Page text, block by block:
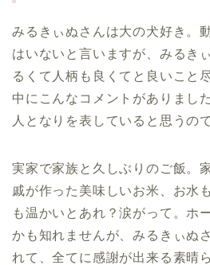
みるきぃぬさんは大の犬好き。
はいないと言いますが、みるき
るくて人柄も良くてと良いこと
中にこんなコメントがありまし
人となりを表していると思うの
実家で家族と久しぶりのご飯。
戚が作った美味しいお米、お水
も温かいとあれ？涙がって。ホ
かも知れませんが、みるきぃぬ
れて、全てに感謝が出来る素晴